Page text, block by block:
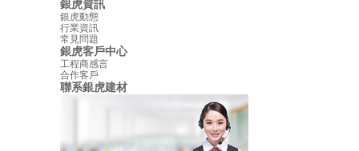
銀虎資訊
銀虎動態
行業資訊
常見問題
銀虎客戶中心
工程商感言
合作客戶
聯系銀虎建材